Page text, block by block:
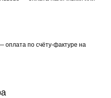
по счёту-фактуре на